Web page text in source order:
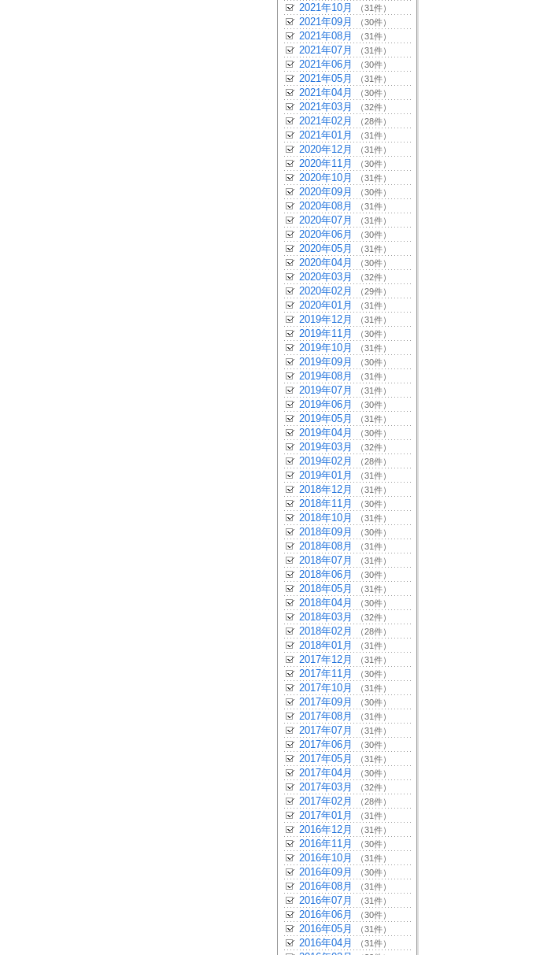
2021年10月 （31件）
2021年09月 （30件）
2021年08月 （31件）
2021年07月 （31件）
2021年06月 （30件）
2021年05月 （31件）
2021年04月 （30件）
2021年03月 （32件）
2021年02月 （28件）
2021年01月 （31件）
2020年12月 （31件）
2020年11月 （30件）
2020年10月 （31件）
2020年09月 （30件）
2020年08月 （31件）
2020年07月 （31件）
2020年06月 （30件）
2020年05月 （31件）
2020年04月 （30件）
2020年03月 （32件）
2020年02月 （29件）
2020年01月 （31件）
2019年12月 （31件）
2019年11月 （30件）
2019年10月 （31件）
2019年09月 （30件）
2019年08月 （31件）
2019年07月 （31件）
2019年06月 （30件）
2019年05月 （31件）
2019年04月 （30件）
2019年03月 （32件）
2019年02月 （28件）
2019年01月 （31件）
2018年12月 （31件）
2018年11月 （30件）
2018年10月 （31件）
2018年09月 （30件）
2018年08月 （31件）
2018年07月 （31件）
2018年06月 （30件）
2018年05月 （31件）
2018年04月 （30件）
2018年03月 （32件）
2018年02月 （28件）
2018年01月 （31件）
2017年12月 （31件）
2017年11月 （30件）
2017年10月 （31件）
2017年09月 （30件）
2017年08月 （31件）
2017年07月 （31件）
2017年06月 （30件）
2017年05月 （31件）
2017年04月 （30件）
2017年03月 （32件）
2017年02月 （28件）
2017年01月 （31件）
2016年12月 （31件）
2016年11月 （30件）
2016年10月 （31件）
2016年09月 （30件）
2016年08月 （31件）
2016年07月 （31件）
2016年06月 （30件）
2016年05月 （31件）
2016年04月 （31件）